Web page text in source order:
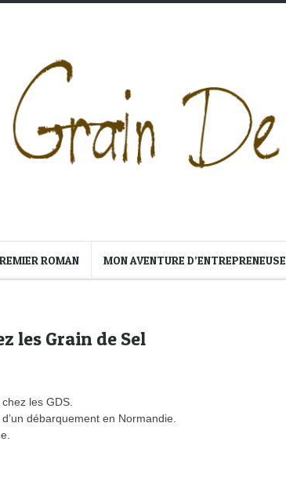
ROMAN MON AVENTURE D’ENTREPRENEUSE
les Grain de Sel
les GDS.
débarquement en Normandie.